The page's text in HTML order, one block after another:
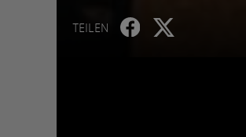
TEILEN